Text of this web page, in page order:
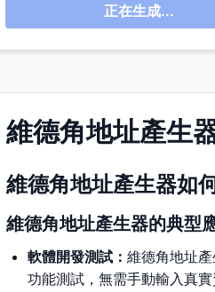
正在生成...
維德角地址產生
維德角地址產生器如
維德角地址產生器的典型
軟體開發測試： 維德角地址
功能測試，無需手動輸入真實